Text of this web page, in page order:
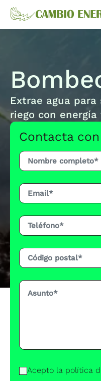
Extrae agua
riego con
Contacta
Acepto la política